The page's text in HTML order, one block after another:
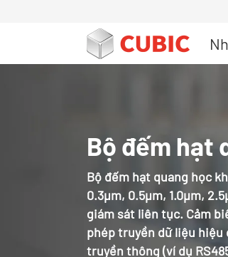
Bộ đếm hạt
Bộ đếm hạt quang học
0.3μm, 0.5μm, 1.0μm,
giám sát liên tục. Cảm
phép truyền dữ liệu
truyền thông (ví dụ